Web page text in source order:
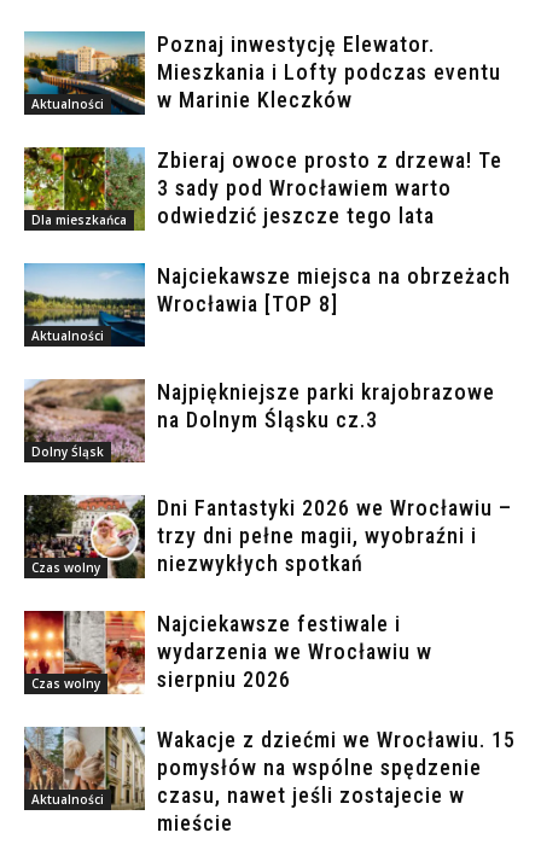
Aktualności
Poznaj inwestycję Elewator.
Mieszkania i Lofty podczas eventu
w Marinie Kleczków
Dla mieszkańca
Zbieraj owoce prosto z drzewa! Te
3 sady pod Wrocławiem warto
odwiedzić jeszcze tego lata
Aktualności
Najciekawsze miejsca na obrzeżach
Wrocławia [TOP 8]
Dolny Śląsk
Najpiękniejsze parki krajobrazowe
na Dolnym Śląsku cz.3
Czas wolny
Dni Fantastyki 2026 we Wrocławiu –
trzy dni pełne magii, wyobraźni i
niezwykłych spotkań
Czas wolny
Najciekawsze festiwale i
wydarzenia we Wrocławiu w
sierpniu 2026
Aktualności
Wakacje z dziećmi we Wrocławiu. 15
pomysłów na wspólne spędzenie
czasu, nawet jeśli zostajecie w
mieście